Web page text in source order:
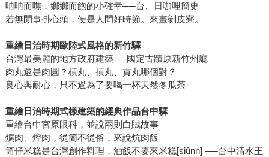
呥呥而噍，鄉鄉而飽的小確幸──台、日咖哩簡史
若無閒事掛心頭，便是人間好時節。來畫剝皮寮。
重繪日治時期歐陸式風格的新竹驛
台灣最美麗的地方政府建築──國定古蹟原新竹州廳
肉丸還是肉圓？槓丸、摃丸、貢丸哪個對？
良心與耐心，只不過為了要喝一杯天然冬瓜茶
重繪日治時期式樣建築的經典作品台中驛
重繪台中宮原眼科，並說兩則白賊故事
爌肉、焢肉，從簡不從俗，來說炕肉飯
筒仔米糕是台灣創作料理，油飯不要來米糕[siûnn] ──台中清水王